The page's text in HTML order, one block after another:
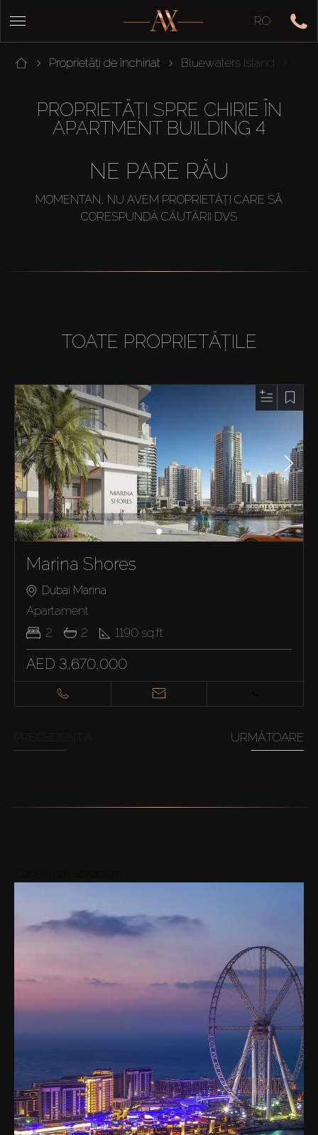
RO
Proprietăți de închiriat Bluewaters Island
PROPRIETĂȚI SPRE CHIRIE ÎN
APARTMENT BUILDING 4
NE PARE RĂU
MOMENTAN, NU AVEM PROPRIETĂȚI CARE SĂ
CORESPUNDĂ CĂUTĂRII DVS
TOATE PROPRIETĂȚILE
Marina Shores
Dubai Marina
Apartament
2
2 1190 sq.ft
AED 3,670,000
URMĂTOARE